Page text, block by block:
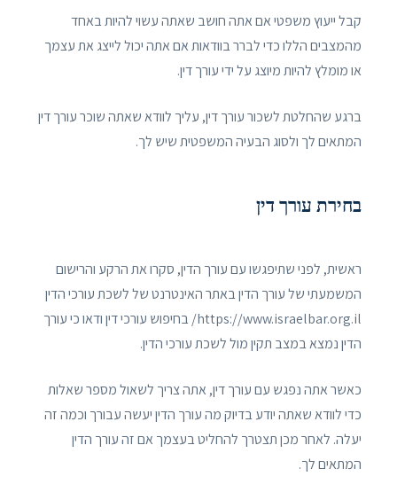
קבל ייעוץ משפטי אם אתה חושב שאתה עשוי להיות באחד
מהמצבים הללו כדי לברר בוודאות אם אתה יכול לייצג את עצמך
או מומלץ להיות מיוצג על ידי עורך דין.
ברגע שהחלטת לשכור עורך דין, עליך לוודא שאתה שוכר עורך דין
המתאים לך ולסוג הבעיה המשפטית שיש לך.
בחירת עורך דין
ראשית, לפני שתיפגשו עם עורך הדין, סקרו את הרקע והרישום
המשמעתי של עורך הדין באתר האינטרנט של לשכת עורכי הדין
https://www.israelbar.org.il/ בחיפוש עורכי דין ודאו כי עורך
הדין נמצא במצב תקין מול לשכת עורכי הדין.
כאשר אתה נפגש עם עורך דין, אתה צריך לשאול מספר שאלות
כדי לוודא שאתה יודע בדיוק מה עורך הדין יעשה עבורך וכמה זה
יעלה. לאחר מכן תצטרך להחליט בעצמך אם זה עורך הדין
המתאים לך.